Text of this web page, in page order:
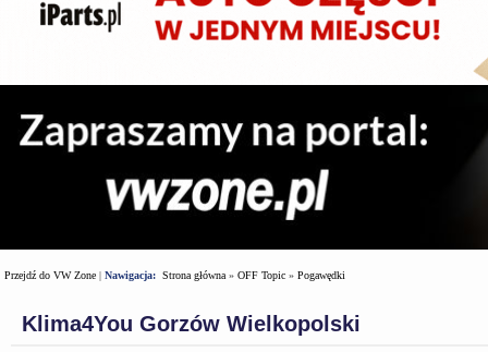
Przejdź do VW Zone | Nawigacja: Strona główna » OFF Topic » Pogawędki
Klima4You Gorzów Wielkopolski